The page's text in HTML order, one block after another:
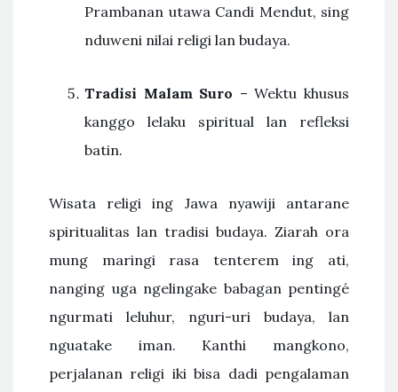
Prambanan utawa Candi Mendut, sing
nduweni nilai religi lan budaya.
Tradisi Malam Suro – Wektu khusus
kanggo lelaku spiritual lan refleksi
batin.
Wisata religi ing Jawa nyawiji antarane
spiritualitas lan tradisi budaya. Ziarah ora
mung maringi rasa tenterem ing ati,
nanging uga ngelingake babagan pentingé
ngurmati leluhur, nguri-uri budaya, lan
nguatake iman. Kanthi mangkono,
perjalanan religi iki bisa dadi pengalaman